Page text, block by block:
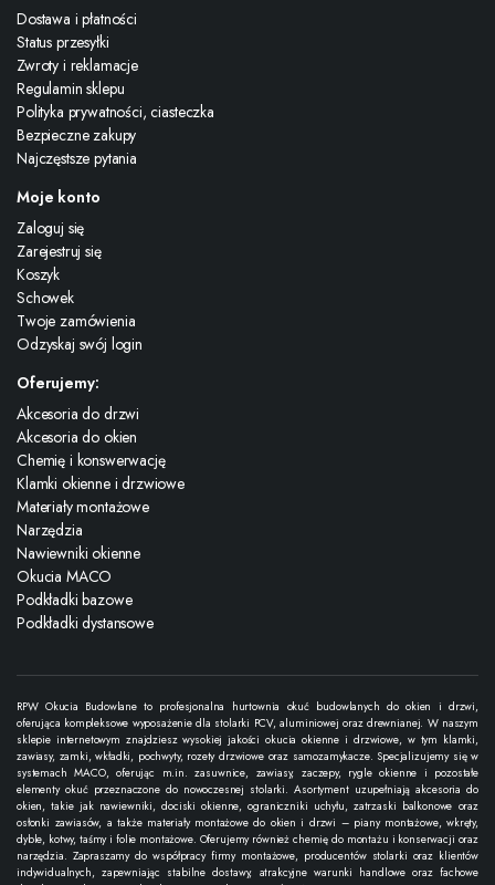
Dostawa i płatności
Status przesyłki
Zwroty i reklamacje
Regulamin sklepu
Polityka prywatności, ciasteczka
Bezpieczne zakupy
Najczęstsze pytania
Moje konto
Zaloguj się
Zarejestruj się
Koszyk
Schowek
Twoje zamówienia
Odzyskaj swój login
Oferujemy:
Akcesoria do drzwi
Akcesoria do okien
Chemię i konswerwację
Klamki okienne i drzwiowe
Materiały montażowe
Narzędzia
Nawiewniki okienne
Okucia MACO
Podkładki bazowe
Podkładki dystansowe
RPW Okucia Budowlane to profesjonalna hurtownia okuć budowlanych do okien i drzwi,
oferująca kompleksowe wyposażenie dla stolarki PCV, aluminiowej oraz drewnianej. W naszym
sklepie internetowym znajdziesz wysokiej jakości okucia okienne i drzwiowe, w tym klamki,
zawiasy, zamki, wkładki, pochwyty, rozety drzwiowe oraz samozamykacze. Specjalizujemy się w
systemach MACO, oferując m.in. zasuwnice, zawiasy, zaczepy, rygle okienne i pozostałe
elementy okuć przeznaczone do nowoczesnej stolarki. Asortyment uzupełniają akcesoria do
okien, takie jak nawiewniki, dociski okienne, ograniczniki uchyłu, zatrzaski balkonowe oraz
osłonki zawiasów, a także materiały montażowe do okien i drzwi – piany montażowe, wkręty,
dyble, kotwy, taśmy i folie montażowe. Oferujemy również chemię do montażu i konserwacji oraz
narzędzia. Zapraszamy do współpracy firmy montażowe, producentów stolarki oraz klientów
indywidualnych, zapewniając stabilne dostawy, atrakcyjne warunki handlowe oraz fachowe